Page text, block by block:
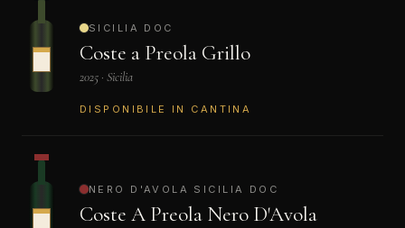
SICILIA DOC
Coste a Preola Grillo
2025 · Sicilia
DISPONIBILE IN CANTINA
NERO D'AVOLA SICILIA DOC
Coste A Preola Nero D'Avola